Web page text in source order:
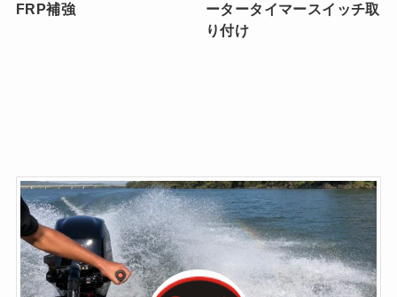
FRP補強
ータータイマースイッチ取
り付け